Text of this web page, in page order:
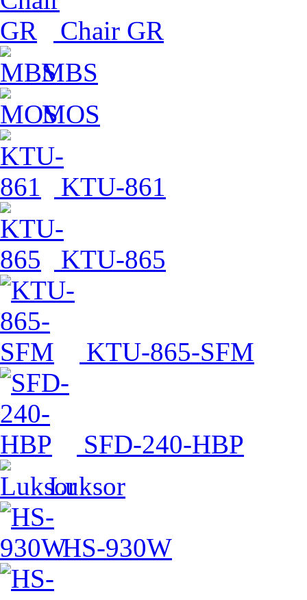
Chair GR
MBS
MOS
KTU-861
KTU-865
KTU-865-SFM
SFD-240-HBP
Luksor
HS-930W